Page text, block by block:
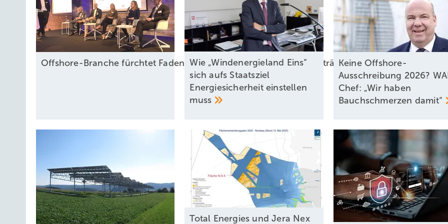
Offshore-Branche fürchtet Fadenriss und plädiert für Differenzverträge
Wie „Windenergieland Eins“
sich aufs Staatsziel
Energiesicherheit einstellen
muss
Keine Offshore-
Ausschreibung 2026?
Chef: „Wir haben
Bauchschmerzen damit“
Total Energies und Jera Nex